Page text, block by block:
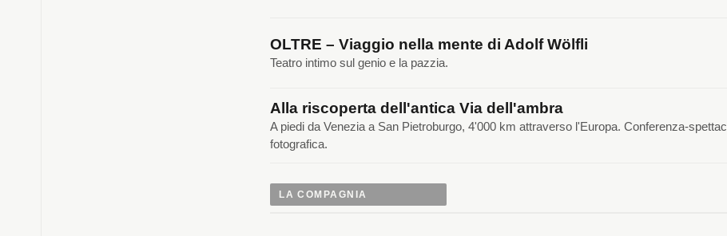
OLTRE – Viaggio nella mente di Adolf Wölfli
Teatro intimo sul genio e la pazzia.
Alla riscoperta dell'antica Via dell'ambra
A piedi da Venezia a San Pietroburgo, 4'000 km attraverso l'Europa. Conferenza-
fotografica.
LA COMPAGNIA